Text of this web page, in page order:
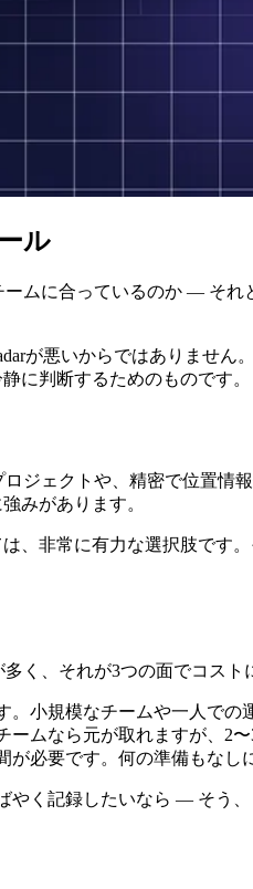
ル
ムに合っているのか ― そ
が悪いからではありませ
に判断するためのものです。
ジェクトや、精密で位置
みがあります。
非常に有力な選択肢です
く、それが3つの面でコスト
小規模なチームや一人での
ムなら元が取れますが、2〜
必要です。何の準備もなし
く記録したいなら ― そう、